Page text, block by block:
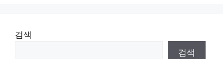
검색
검색